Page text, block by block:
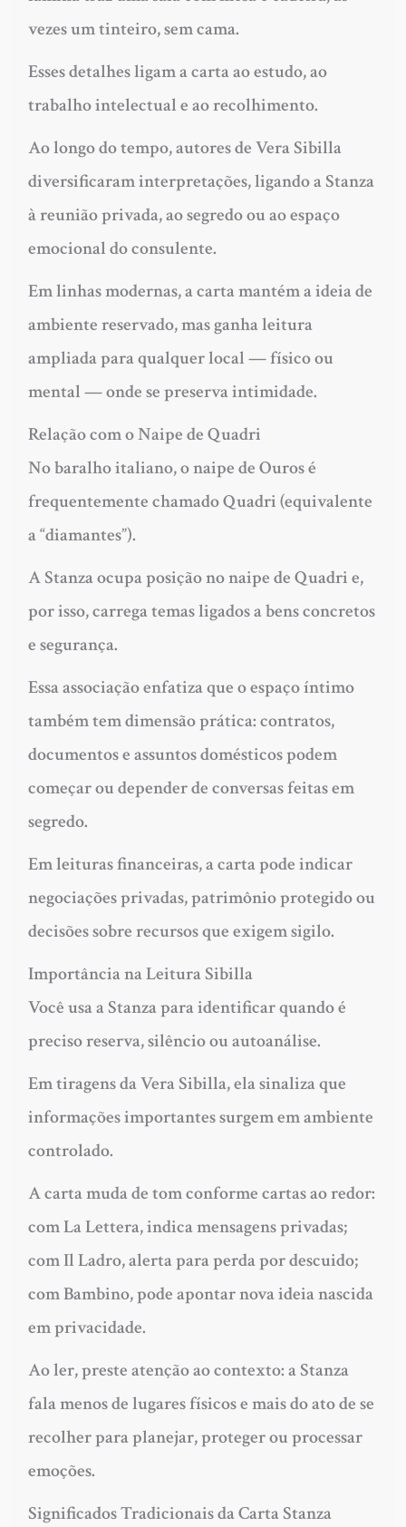
vezes um tinteiro, sem cama.
Esses detalhes ligam a carta ao estudo, ao
trabalho intelectual e ao recolhimento.
Ao longo do tempo, autores de Vera Sibilla
diversificaram interpretações, ligando a Stanza
à reunião privada, ao segredo ou ao espaço
emocional do consulente.
Em linhas modernas, a carta mantém a ideia de
ambiente reservado, mas ganha leitura
ampliada para qualquer local — físico ou
mental — onde se preserva intimidade.
Relação com o Naipe de Quadri
No baralho italiano, o naipe de Ouros é
frequentemente chamado Quadri (equivalente
a “diamantes”).
A Stanza ocupa posição no naipe de Quadri e,
por isso, carrega temas ligados a bens concretos
e segurança.
Essa associação enfatiza que o espaço íntimo
também tem dimensão prática: contratos,
documentos e assuntos domésticos podem
começar ou depender de conversas feitas em
segredo.
Em leituras financeiras, a carta pode indicar
negociações privadas, patrimônio protegido ou
decisões sobre recursos que exigem sigilo.
Importância na Leitura Sibilla
Você usa a Stanza para identificar quando é
preciso reserva, silêncio ou autoanálise.
Em tiragens da Vera Sibilla, ela sinaliza que
informações importantes surgem em ambiente
controlado.
A carta muda de tom conforme cartas ao redor:
com La Lettera, indica mensagens privadas;
com Il Ladro, alerta para perda por descuido;
com Bambino, pode apontar nova ideia nascida
em privacidade.
Ao ler, preste atenção ao contexto: a Stanza
fala menos de lugares físicos e mais do ato de se
recolher para planejar, proteger ou processar
emoções.
Significados Tradicionais da Carta Stanza